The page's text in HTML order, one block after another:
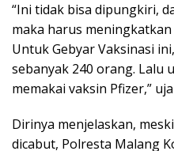
“Ini tidak bisa dipungkiri,
maka harus
Untuk Gebyar Vaksinasi
sebanyak 240 orang. Lalu
memakai vaksin Pfizer,”
Dirinya menjelaskan,
dicabut, Polresta Malang